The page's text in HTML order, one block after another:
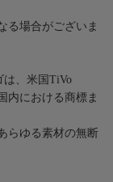
る場合がございま
は、米国TiVo
内における商標ま
らゆる素材の無断